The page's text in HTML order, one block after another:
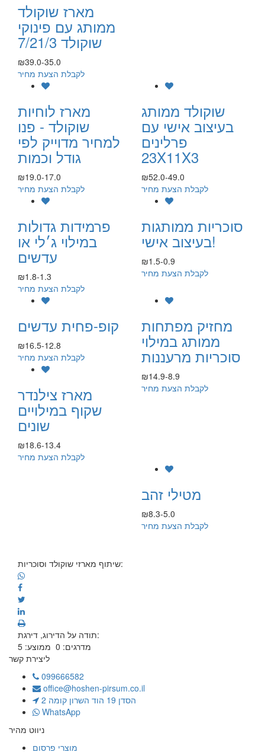
מארז שוקולד
ממותג עם פינוקי
שוקולד 7/21/3
₪39.0-35.0
לקבלת הצעת מחיר
שוקולד ממותג
בעיצוב אישי עם
פרלינים
23X11X3
₪52.0-49.0
לקבלת הצעת מחיר
מארז לוחיות
שוקולד - פנו
למחיר מדוייק לפי
גודל וכמות
₪19.0-17.0
לקבלת הצעת מחיר
סוכריות ממותגות
בעיצוב אישי!
₪1.5-0.9
לקבלת הצעת מחיר
פרמידות גדולות
במילוי ג׳לי או
עדשים
₪1.8-1.3
לקבלת הצעת מחיר
מחזיק מפתחות
ממותג במילוי
סוכריות מרעננות
₪14.9-8.9
לקבלת הצעת מחיר
קופ-פחית עדשים
₪16.5-12.8
לקבלת הצעת מחיר
מארז צילנדר
שקוף במילויים
שונים
₪18.6-13.4
לקבלת הצעת מחיר
מטילי זהב
₪8.3-5.0
לקבלת הצעת מחיר
שיתוף מארזי שוקולד וסוכריות:
תודה על הדירוג, דירגת:
מדרגים: 0 ממוצע: 5
ליצירת קשר
099666582
office@hoshen-pirsum.co.il
הסדן 19 הוד השרון קומה 2
WhatsApp
ניווט מהיר
מוצרי פרסום